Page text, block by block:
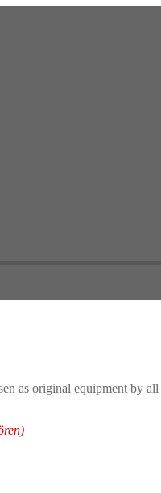
as original equipment by all